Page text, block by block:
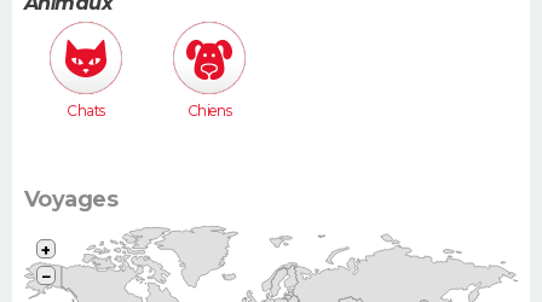
Chats Chiens
Voyages
+
−